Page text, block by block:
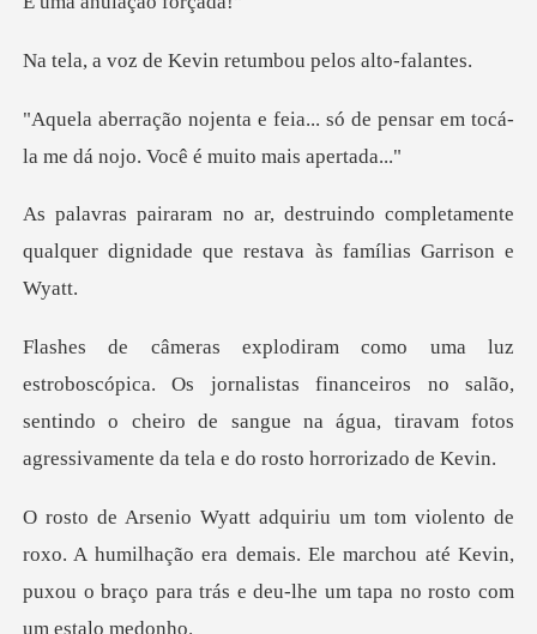
Kevin retumbou p
. só de pensar em tocá-
la me dá no
o completamente
qualquer dignidade qu
listas financeiros no salão,
sentindo o cheiro de sangue na água, t
humilhação era demais. Ele marchou até Kevin,
puxou o braço